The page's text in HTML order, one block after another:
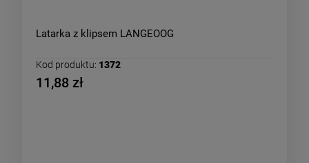
Latarka z klipsem LANGEOOG
Kod produktu: 1372
11,88 zł